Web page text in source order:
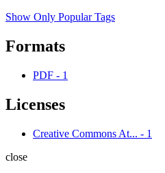
Show Only Popular Tags
Formats
PDF - 1
Licenses
Creative Commons At... - 1
close